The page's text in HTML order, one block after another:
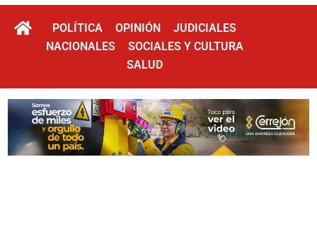
POLÍTICA OPINIÓN
JUDICIALES
NACIONALES
SOCIALES Y CULTURA
SALUD